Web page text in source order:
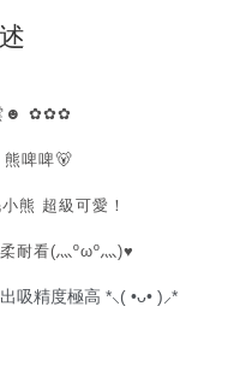
☻ ✿✿✿
熊啤啤🐻
熊 超級可愛！
耐看(灬ºωº灬)♥
吸精度極高 *⸜( •ᴗ• )⸝*